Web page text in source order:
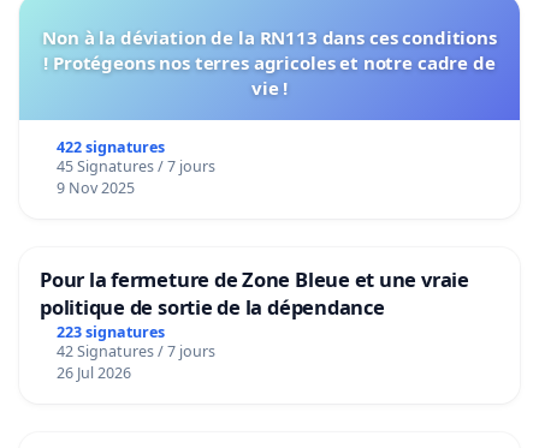
Non à la déviation de la RN113 dans ces conditions
! Protégeons nos terres agricoles et notre cadre de
vie !
422 signatures
45 Signatures / 7 jours
9 Nov 2025
Pour la fermeture de Zone Bleue et une vraie
politique de sortie de la dépendance
223 signatures
42 Signatures / 7 jours
26 Jul 2026